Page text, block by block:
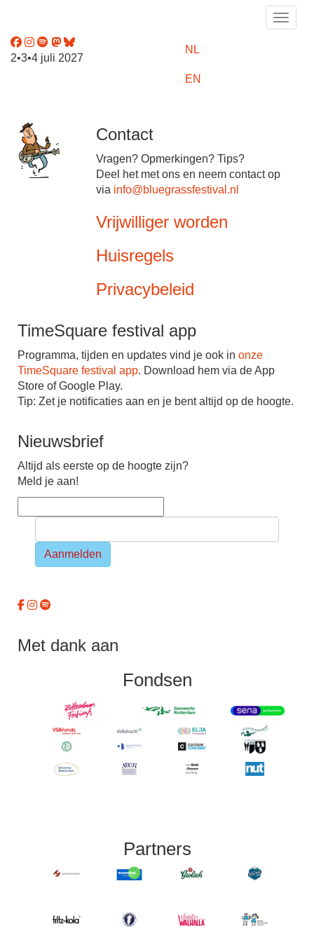
2•3•4 juli 2027
NL
EN
Contact
Vragen? Opmerkingen? Tips?
Deel het met ons en neem contact op
via info@bluegrassfestival.nl
Vrijwilliger worden
Huisregels
Privacybeleid
TimeSquare festival app
Programma, tijden en updates vind je ook in onze
TimeSquare festival app. Download hem via de App
Store of Google Play.
Tip: Zet je notiﬁcaties aan en je bent altijd op de hoogte.
Nieuwsbrief
Altijd als eerste op de hoogte zijn?
Meld je aan!
Aanmelden
Met dank aan
Fondsen
Partners